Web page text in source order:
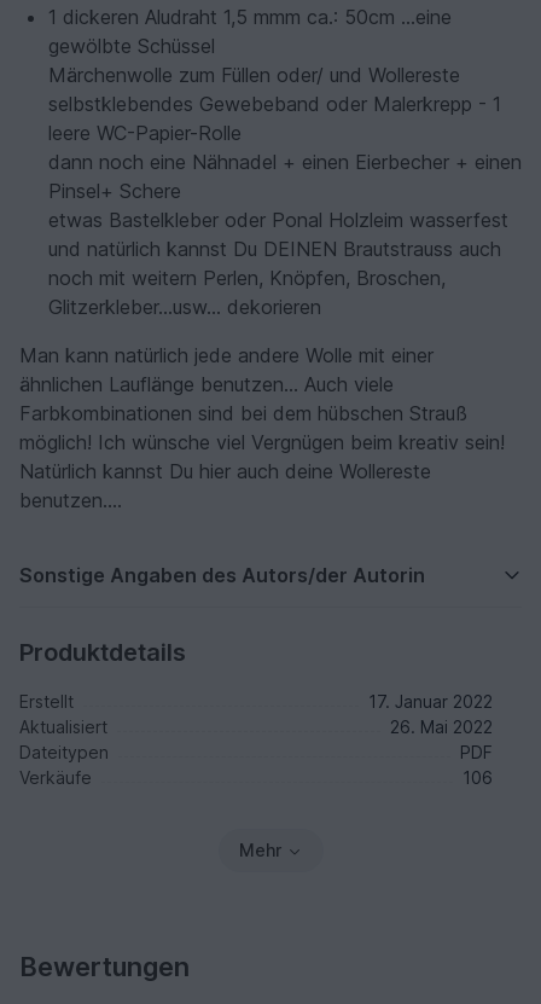
1 dickeren Aludraht 1,5 mmm ca.: 50cm ...eine
gewölbte Schüssel
Märchenwolle zum Füllen oder/ und Wollereste
selbstklebendes Gewebeband oder Malerkrepp - 1
leere WC-Papier-Rolle
dann noch eine Nähnadel + einen Eierbecher + einen
Pinsel+ Schere
etwas Bastelkleber oder Ponal Holzleim wasserfest
und natürlich kannst Du DEINEN Brautstrauss auch
noch mit weitern Perlen, Knöpfen, Broschen,
Glitzerkleber...usw... dekorieren
Man kann natürlich jede andere Wolle mit einer
ähnlichen Lauflänge benutzen… Auch viele
Farbkombinationen sind bei dem hübschen Strauß
möglich! Ich wünsche viel Vergnügen beim kreativ sein!
Natürlich kannst Du hier auch deine Wollereste
benutzen....
Sonstige Angaben des Autors/der Autorin
Produktdetails
Erstellt
17. Januar 2022
Aktualisiert
26. Mai 2022
Dateitypen
PDF
Verkäufe
106
Mehr
Bewertungen